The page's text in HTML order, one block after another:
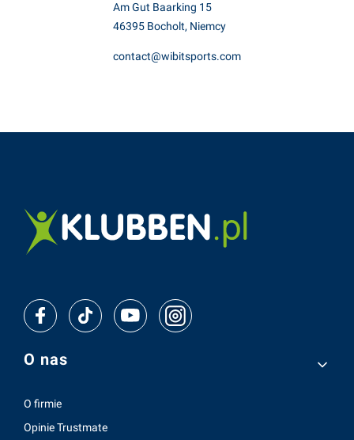
Am Gut Baarking 15
46395 Bocholt, Niemcy
contact@wibitsports.com
Linki w stopce
O nas
O firmie
Opinie Trustmate